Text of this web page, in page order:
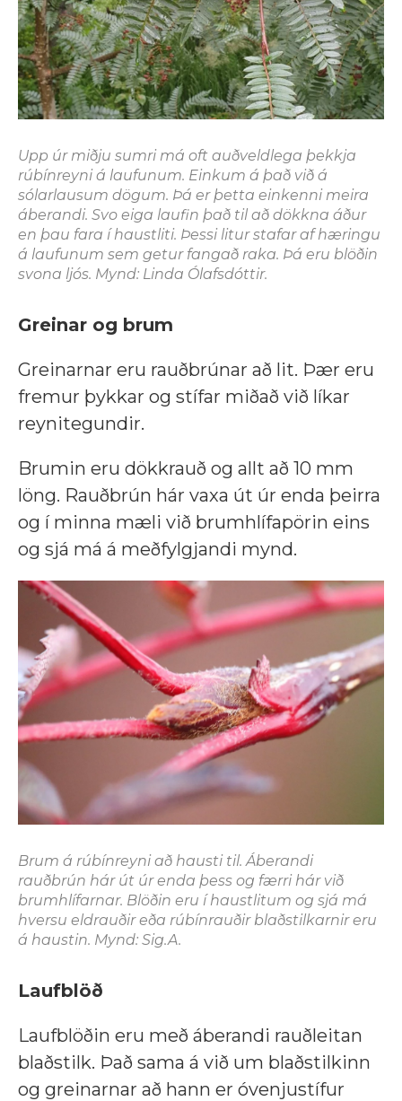
Upp úr miðju sumri má oft auðveldlega þekkja
rúbínreyni á laufunum. Einkum á það við á
sólarlausum dögum. Þá er þetta einkenni meira
áberandi. Svo eiga laufin það til að dökkna áður
en þau fara í haustliti. Þessi litur stafar af hæringu
á laufunum sem getur fangað raka. Þá eru blöðin
svona ljós. Mynd: Linda Ólafsdóttir.
Greinar og brum
Greinarnar eru rauðbrúnar að lit. Þær eru
fremur þykkar og stífar miðað við líkar
reynitegundir.
Brumin eru dökkrauð og allt að 10 mm
löng. Rauðbrún hár vaxa út úr enda þeirra
og í minna mæli við brumhlífapörin eins
og sjá má á meðfylgjandi mynd.
Brum á rúbínreyni að hausti til. Áberandi
rauðbrún hár út úr enda þess og færri hár við
brumhlífarnar. Blöðin eru í haustlitum og sjá má
hversu eldrauðir eða rúbínrauðir blaðstilkarnir eru
á haustin. Mynd: Sig.A.
Laufblöð
Laufblöðin eru með áberandi rauðleitan
blaðstilk. Það sama á við um blaðstilkinn
og greinarnar að hann er óvenjustífur